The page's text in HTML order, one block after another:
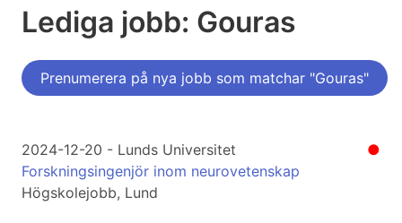
Lediga jobb: Gouras
Prenumerera på nya jobb som matchar "Gouras"
●
2024-12-20 - Lunds Universitet
Forskningsingenjör inom neurovetenskap
Högskolejobb, Lund